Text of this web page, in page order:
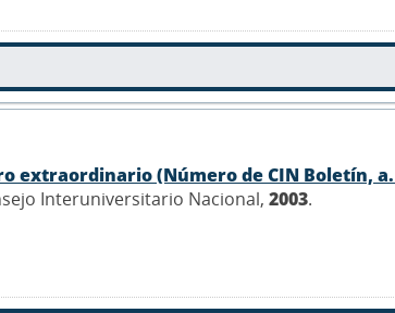
extraordinario (Número de CIN Boletín, a.
Interuniversitario Nacional, 2003.